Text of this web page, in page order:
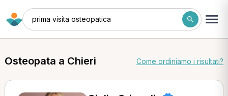
prima visita osteopatica
Osteopata a Chieri Come ordiniamo i risultati?